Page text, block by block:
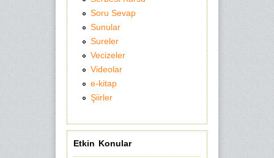
Soru Sevap
Sunular
Sureler
Vecizeler
Videolar
e-kitap
Şiirler
Etkin Konular